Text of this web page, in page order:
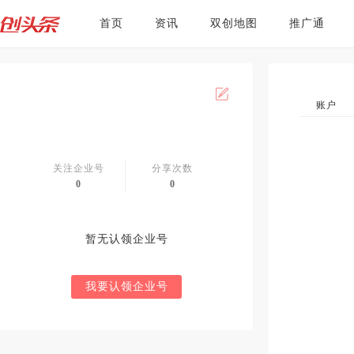
首页 资讯 双创地图 推广通
关注企业号
0
分享次数
0
暂无认领企业号
我要认领企业号
账户